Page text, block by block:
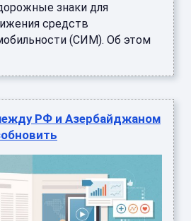
знаки для
средств
(СИМ). Об этом
РФ и Азербайджаном